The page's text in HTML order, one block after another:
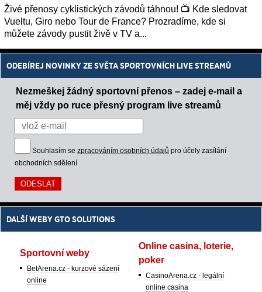
Živé přenosy cyklistických závodů táhnou! 📺 Kde sledovat
Vueltu, Giro nebo Tour de France? Prozradíme, kde si
můžete závody pustit živě v TV a...
ODEBÍREJ NOVINKY ZE SVĚTA SPORTOVNÍCH LIVE STREAMŮ
Nezmeškej žádný sportovní přenos – zadej e-mail a
měj vždy po ruce přesný program live streamů
Souhlasím se zpracováním osobních údajů pro účely zasílání
obchodních sdělení
DALŠÍ WEBY GTO SOLUTIONS
Sportovní weby
BetArena.cz - kurzové sázení
online
Online casina, loterie,
poker
CasinoArena.cz - legální
online casina